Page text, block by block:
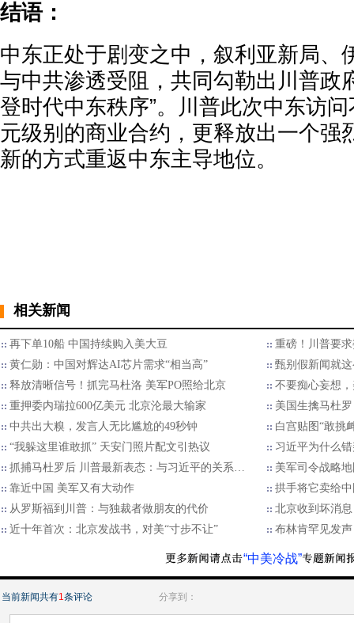
结语：
中东正处于剧变之中，叙利亚新局、
与中共渗透受阻，共同勾勒出川普政
登时代中东秩序”。川普此次中东访
元级别的商业合约，更释放出一个强
新的方式重返中东主导地位。
相关新闻
再下单10船 中国持续购入美大豆
重磅！川普要
黄仁勋：中国对辉达AI芯片需求“相当高”
甄别假新闻就
释放清晰信号！抓完马杜洛 美军PO照给北京
不要痴心妄想
重押委内瑞拉600亿美元 北京沦最大输家
美国生擒马杜
中共出大糗，发言人无比尴尬的49秒钟
白宫贴图“敢挑
“我躲这里谁敢抓” 天安门照片配文引热议
习近平为什么
抓捕马杜罗后 川普最新表态：与习近平的关系…
美军司令战略
靠近中国 美军又有大动作
拱手将它卖给
从罗斯福到川普：与独裁者做朋友的代价
北京收到坏消
近十年首次：北京发战书，对美“寸步不让”
布林肯罕见发
“中美冷战”
当前新闻共有1条评论 分享到：